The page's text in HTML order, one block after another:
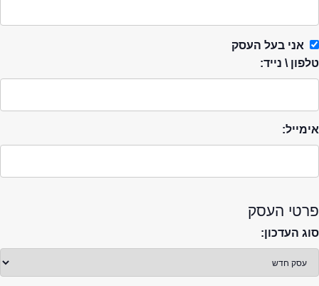
אני בעל העסק
טלפון \ נייד:
אימייל:
פרטי העסק
סוג העדכון: